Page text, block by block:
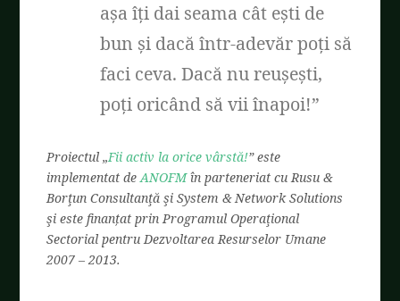
așa îți dai seama cât ești de
bun și dacă într-adevăr poți să
faci ceva. Dacă nu reușești,
poți oricând să vii înapoi!”
Proiectul „Fii activ la orice vârstă!” este
implementat deANOFMîn parteneriat cu Rusu &
Borţun Consultanţă şi System & Network Solutions
şi este finanțat prin Programul Operaţional
Sectorial pentru Dezvoltarea Resurselor Umane
2007 – 2013.